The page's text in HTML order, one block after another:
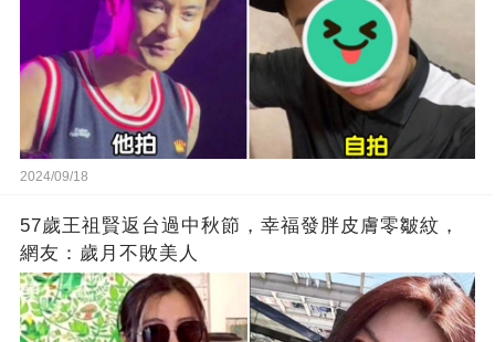
2024/09/18
57歲王祖賢返台過中秋節，幸福發胖皮膚零皺紋，
網友：歲月不敗美人